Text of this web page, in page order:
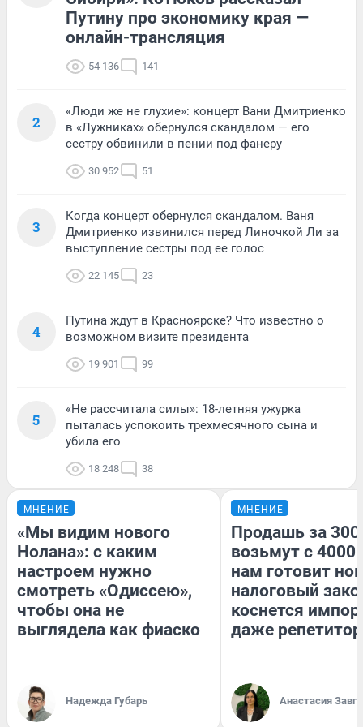
Путину про экономику края —
онлайн-трансляция
54 136 141
2
«Люди же не глухие»: концерт Вани Дмитриенко
в «Лужниках» обернулся скандалом — его
сестру обвинили в пении под фанеру
30 952 51
3
Когда концерт обернулся скандалом. Ваня
Дмитриенко извинился перед Линочкой Ли за
выступление сестры под ее голос
22 145 23
4
Путина ждут в Красноярске? Что известно о
возможном визите президента
19 901 99
5
«Не рассчитала силы»: 18-летняя ужурка
пыталась успокоить трехмесячного сына и
убила его
18 248 38
МНЕНИЕ
«Мы видим нового
Нолана»: с каким
настроем нужно
смотреть «Одиссею»,
чтобы она не
выглядела как фиаско
Надежда Губарь
МНЕНИЕ
Продашь за
возьмут с
нам готовит
налоговый
коснется
даже
Анастасия